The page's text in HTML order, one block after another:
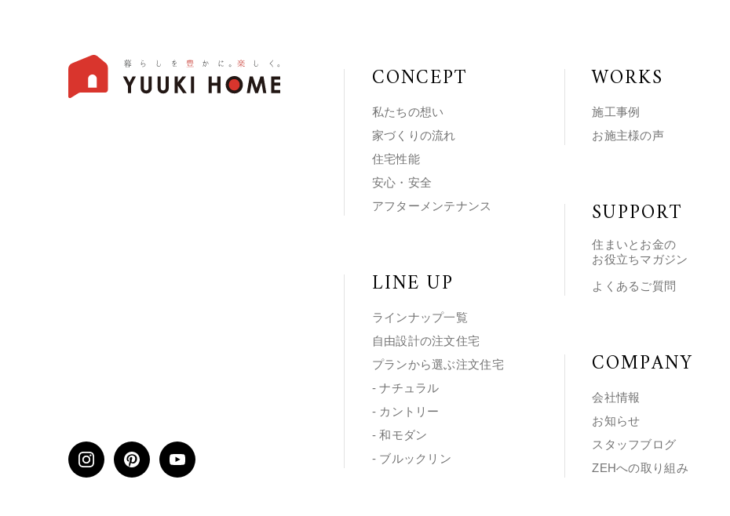
CONCEPT
私たちの想い
家づくりの流れ
住宅性能
安心・安全
アフターメンテナンス
LINE UP
ラインナップ一覧
自由設計の注文住宅
プランから選ぶ注文住宅
- ナチュラル
- カントリー
- 和モダン
- ブルックリン
WORKS
施工事例
お施主様の声
SUPPORT
住まいとお金の
お役立ちマガジン
よくあるご質問
COMPANY
会社情報
お知らせ
スタッフブログ
ZEHへの取り組み